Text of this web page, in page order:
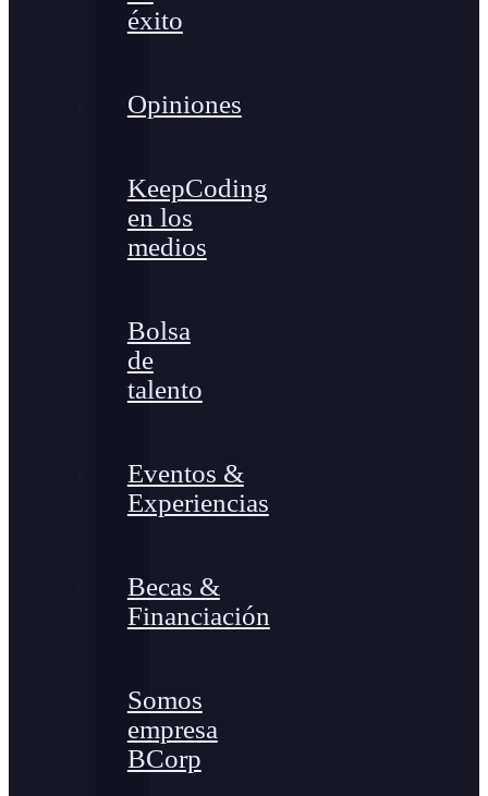
éxito
Opiniones
KeepCoding
en los
medios
Bolsa
de
talento
Eventos &
Experiencias
Becas &
Financiación
Somos
empresa
BCorp